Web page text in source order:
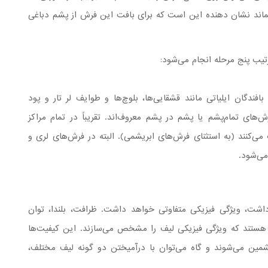
نشان دهنده این است که برای بافت این فرش از پشم دباغی
پنج مرحله انجام می‌شود:
ایلیاتی مانند قشقایی‌ها، بلوچ‌ها و طوایف لر تار و پود
تمام‌پشم یا پشم در پشم معروف‌اند. تقریباً در تمام مراكز
(به استثنای فرش‌های ابریشمی). البته در فرش‌های لری و
می‌شود.
ویژگی فیزیکی متفاوتی خواهد داشت. ظرافت، بلندا، توان
که ویژگی فیزیکی لیف را مشخص می‌سازند. این کیفیت‌ها
می‌شوند و گاه می‌توان با درآمیختن دو گونه لیف مختلف،